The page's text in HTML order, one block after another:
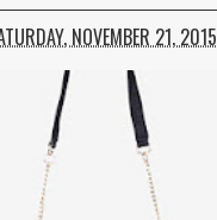
NOVEMBER 21, 2015